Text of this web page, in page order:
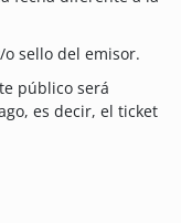
sello del emisor.
público será
es decir, el ticket